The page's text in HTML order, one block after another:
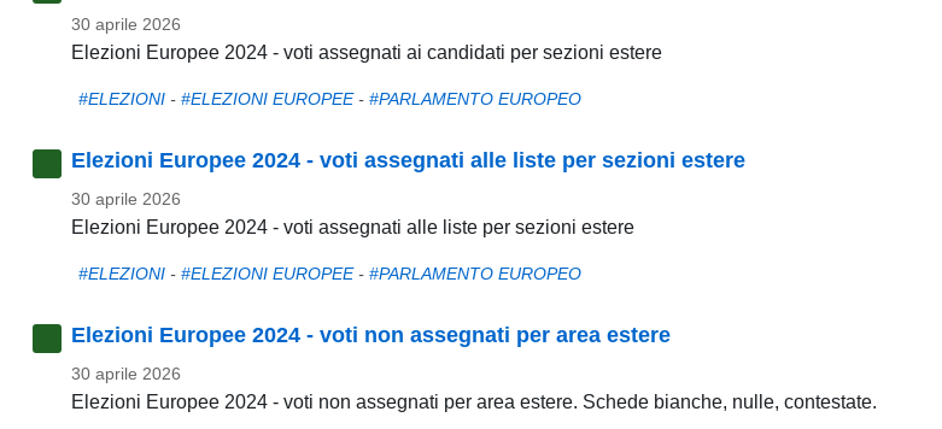
30 aprile 2026
Elezioni Europee 2024 - voti assegnati ai candidati per sezioni estere
#ELEZIONI -#ELEZIONI EUROPEE-#PARLAMENTO EUROPEO
Elezioni Europee 2024 - voti assegnati alle liste per sezioni estere
30 aprile 2026
Elezioni Europee 2024 - voti assegnati alle liste per sezioni estere
#ELEZIONI -#ELEZIONI EUROPEE-#PARLAMENTO EUROPEO
Elezioni Europee 2024 - voti non assegnati per area estere
30 aprile 2026
Elezioni Europee 2024 - voti non assegnati per area estere. Schede bianche, nulle, contestate.